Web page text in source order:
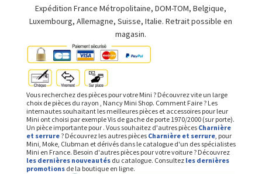
Expédition France Métropolitaine, DOM-TOM, Belgique,
Luxembourg, Allemagne, Suisse, Italie. Retrait possible en
magasin.
Vous recherchez des pièces pour votre Mini ? Découvrez vite un large
choix de pièces du rayon , Nancy Mini Shop. Comment Faire ? Les
internautes souhaitant les meilleures pièces et accessoires pour leur
Mini ont choisi par exemple Vis de gache de porte 1970/2000 (sur porte).
Un pièce importante pour . Vous souhaitez d'autres pièces Charnière
et serrure? Découvrez les autres pièces Charnière et serrure, pour
Mini, Moke, Clubman et dérivés dans le catalogue d'un des spécialistes
Mini en France. Besoin d'autres pièces pour votre voiture ? Découvrez
les dernières nouveautésdu catalogue. Consultez les dernières
promotionsde la boutique en ligne.